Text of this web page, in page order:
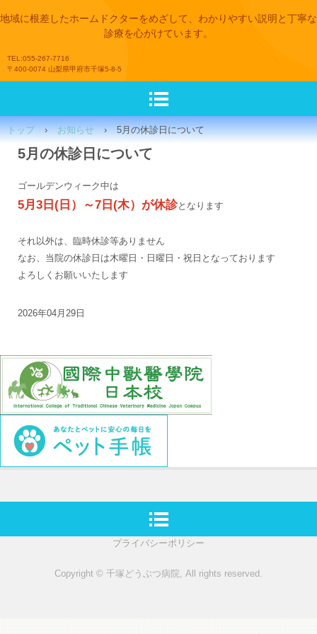
地域に根差したホームドクターをめざして、わかりやすい説明と丁寧な
診療を心がけています。
TEL:055-267-7716
〒400-0074 山梨県甲府市千塚5-8-5
トップ › お知らせ › 5月の休診日について
5月の休診日について
ゴールデンウィーク中は
5月3日(日）～7日(木）が休診となります
それ以外は、臨時休診等ありません
なお、当院の休診日は木曜日・日曜日・祝日となっております
よろしくお願いいたします
2026年04月29日
プライバシーポリシー
Copyright © 千塚どうぶつ病院, All rights reserved.